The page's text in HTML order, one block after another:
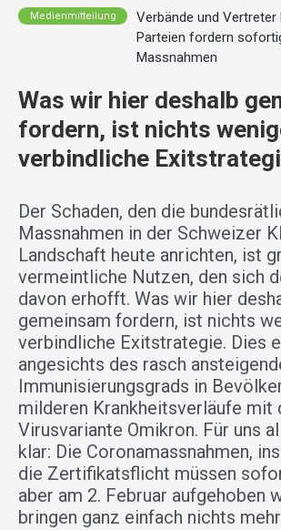
Medienmitteilung
Verbände und Vertreter
Parteien fordern
Massnahmen
Was wir hier deshalb
fordern, ist nichts
verbindliche
Der Schaden, den die
Massnahmen in der Schweizer
Landschaft heute anrichten, ist
vermeintliche Nutzen, den sich
davon erhofft. Was wir hier
gemeinsam fordern, ist nichts
verbindliche Exitstrategie. Dies
angesichts des rasch
Immunisierungsgrads in
milderen Krankheitsverläufe mit
Virusvariante Omikron. Für uns
klar: Die Coronamassnahmen,
die Zertifikatsflicht müssen
aber am 2. Februar aufgehoben
bringen ganz einfach nichts